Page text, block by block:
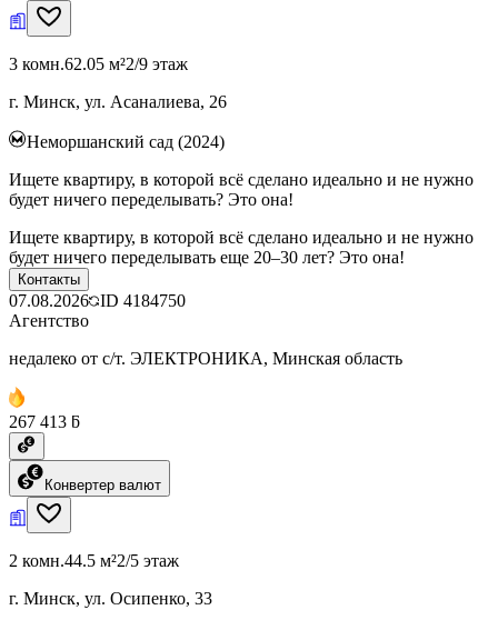
3 комн.62.05 м²2/9 этаж
г. Минск, ул. Асаналиева, 26
Неморшанский сад (2024)
Ищете квартиру, в которой всё сделано идеально и не нужно
будет ничего переделывать? Это она!
Ищете квартиру, в которой всё сделано идеально и не нужно
будет ничего переделывать еще 20–30 лет? Это она!
Контакты
07.08.2026 ID 4184750
Агентство
недалеко от с/т. ЭЛЕКТРОНИКА, Минская область
267 413 ƃ
Конвертер валют
2 комн.44.5 м²2/5 этаж
г. Минск, ул. Осипенко, 33